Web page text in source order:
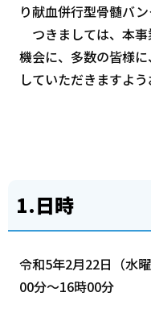
り献血併行型骨髄バ
つきましては、本事
機会に、多数の皆様
していただきますよう
1.日時
令和5年2月22日（水
00分～16時00分